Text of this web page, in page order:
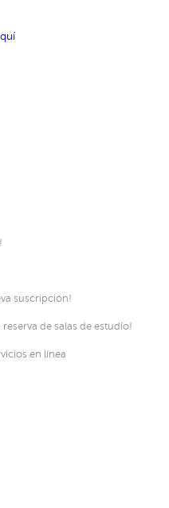
suscripción!
de salas de estudio!
en línea